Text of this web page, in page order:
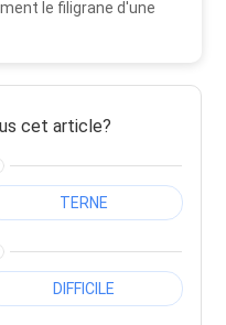
le filigrane d'une
cet article?
TERNE
DIFFICILE